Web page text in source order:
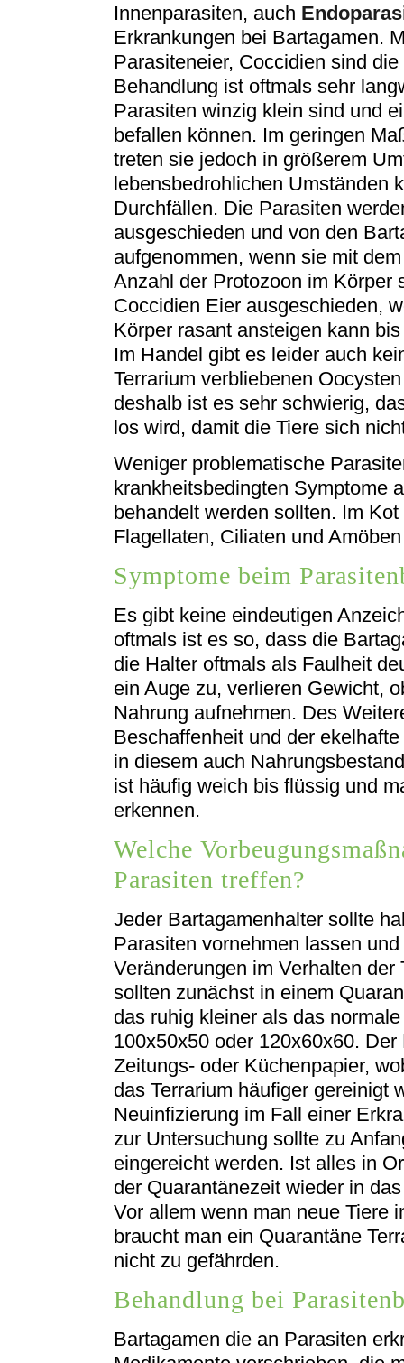
Innenparasiten, auch
Erkrankungen bei Bartagamen.
Parasiteneier, Coccidien sind
Behandlung ist oftmals sehr
Parasiten winzig klein sind und
befallen können. Im geringen
treten sie jedoch in größerem
lebensbedrohlichen Umständen
Durchfällen. Die Parasiten
ausgeschieden und von den
aufgenommen, wenn sie mit
Anzahl der Protozoon im Körper
Coccidien Eier ausgeschieden,
Körper rasant ansteigen kann
Im Handel gibt es leider auch
Terrarium verbliebenen
deshalb ist es sehr schwierig,
los wird, damit die Tiere sich
Weniger problematische
krankheitsbedingten Symptome
behandelt werden sollten. Im
Flagellaten, Ciliaten und
Symptome beim
Es gibt keine eindeutigen
oftmals ist es so, dass die
die Halter oftmals als Faulheit
ein Auge zu, verlieren Gewicht,
Nahrung aufnehmen. Des
Beschaffenheit und der
in diesem auch
ist häufig weich bis flüssig und
erkennen.
Welche
Parasiten treffen?
Jeder Bartagamenhalter sollte
Parasiten vornehmen lassen
Veränderungen im Verhalten
sollten zunächst in einem
das ruhig kleiner als das
100x50x50 oder 120x60x60.
Zeitungs- oder Küchenpapier,
das Terrarium häufiger gereinigt
Neuinfizierung im Fall einer
zur Untersuchung sollte zu
eingereicht werden. Ist alles in
der Quarantänezeit wieder in
Vor allem wenn man neue Tiere
braucht man ein Quarantäne
nicht zu gefährden.
Behandlung bei
Bartagamen die an Parasiten